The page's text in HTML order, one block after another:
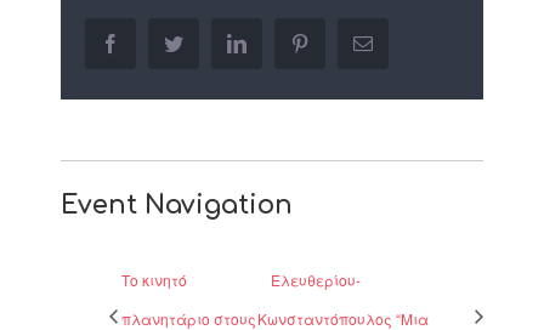
facebooktwitter linkedin pinterestEmail
Event Navigation
Το κινητό
πλανητάριο στους
Ελευθερίου-
Κωνσταντόπουλος “Μια